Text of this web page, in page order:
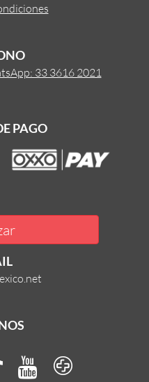
33 3616 2021
PAGO